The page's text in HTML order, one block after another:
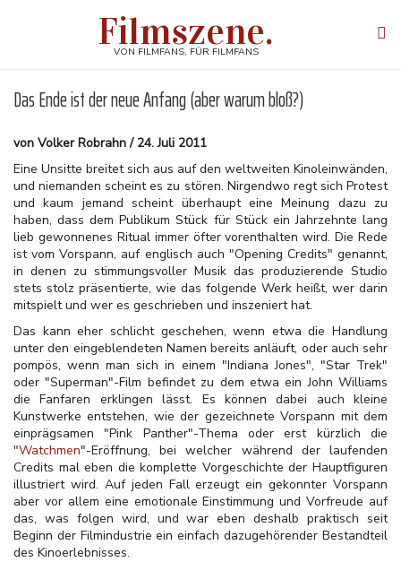
Filmszene.
VON FILMFANS, FÜR FILMFANS
Das Ende ist der neue Anfang (aber warum bloß?)
von Volker Robrahn / 24. Juli 2011
Eine Unsitte breitet sich aus auf den weltweiten Kinoleinwänden,
und niemanden scheint es zu stören. Nirgendwo regt sich Protest
und kaum jemand scheint überhaupt eine Meinung dazu zu
haben, dass dem Publikum Stück für Stück ein Jahrzehnte lang
lieb gewonnenes Ritual immer öfter vorenthalten wird. Die Rede
ist vom Vorspann, auf englisch auch "Opening Credits" genannt,
in denen zu stimmungsvoller Musik das produzierende Studio
stets stolz präsentierte, wie das folgende Werk heißt, wer darin
mitspielt und wer es geschrieben und inszeniert hat.
Das kann eher schlicht geschehen, wenn etwa die Handlung
unter den eingeblendeten Namen bereits anläuft, oder auch sehr
pompös, wenn man sich in einem "Indiana Jones", "Star Trek"
oder "Superman"-Film befindet zu dem etwa ein John Williams
die Fanfaren erklingen lässt. Es können dabei auch kleine
Kunstwerkeentstehen, wie der gezeichnete Vorspann mit dem
einprägsamen "Pink Panther"-Thema oder erst kürzlich die
"Watchmen"-Eröffnung, bei welcher während der laufenden
Credits mal eben die komplette Vorgeschichte der Hauptfiguren
illustriert wird. Auf jeden Fall erzeugt ein gekonnter Vorspann
aber vor allem eine emotionale Einstimmung und Vorfreude auf
das, was folgen wird, und war eben deshalb praktisch seit
Beginn der Filmindustrie ein einfach dazugehörender Bestandteil
des Kinoerlebnisses.